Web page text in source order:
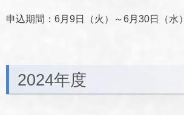
申込期間：6月9日（火）～6月30日（水）
2024年度